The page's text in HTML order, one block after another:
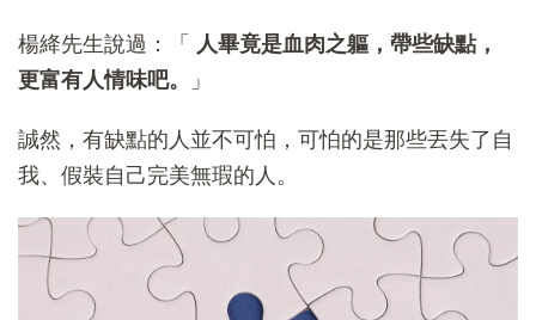
楊絳先生說過：「 人畢竟是血肉之軀，帶些缺點，
更富有人情味吧。
」
誠然，有缺點的人並不可怕，可怕的是那些丟失了自
我、假裝自己完美無瑕的人。